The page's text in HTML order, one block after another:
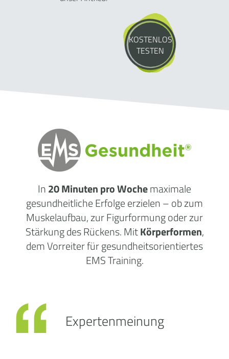
KOSTENLOS
TESTEN
In20 Minuten pro Wochemaximale
gesundheitlicheErfolgeerzielen – ob zum
Muskelaufbau, zur Figurformung oder zur
Stärkung des Rückens. MitKörperformen,
dem Vorreiter für gesundheitsorientiertes
EMS Training.
Expertenmeinung